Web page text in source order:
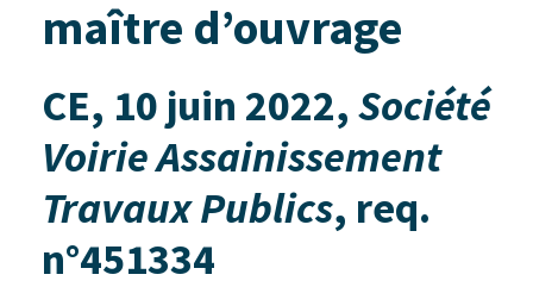
maître d’ouvrage
CE, 10 juin 2022, Société
Voirie Assainissement
Travaux Publics, req.
n°451334